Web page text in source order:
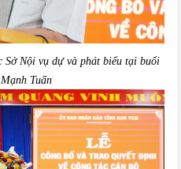
Sở Nội vụ dự và phát biểu tại buổi
Tuấn